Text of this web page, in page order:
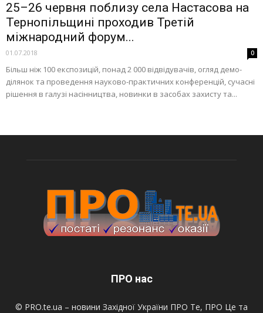
25–26 червня поблизу села Настасова на
Тернопільщині проходив Третій
міжнародний форум...
01.07.2018 0
Більш ніж 100 експозицій, понад 2 000 відвідувачів, огляд демо-
ділянок та проведення науково-практичних конференцій, сучасні
рішення в галузі насінництва, новинки в засобах захисту та...
ПРО нас
© PRO.te.ua – новини Західної України ПРО Те, ПРО Це та